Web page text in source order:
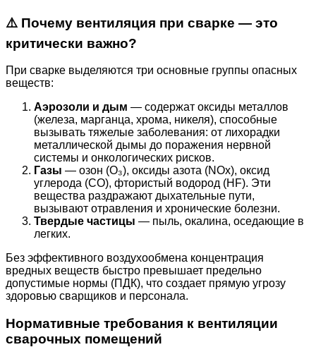
⚠️ Почему вентиляция при сварке — это
критически важно?
При сварке выделяются три основные группы опасных
веществ:
Аэрозоли и дым — содержат оксиды металлов
(железа, марганца, хрома, никеля), способные
вызывать тяжелые заболевания: от лихорадки
металлической дымы до поражения нервной
системы и онкологических рисков.
Газы — озон (O₃), оксиды азота (NOx), оксид
углерода (CO), фтористый водород (HF). Эти
вещества раздражают дыхательные пути,
вызывают отравления и хронические болезни.
Твердые частицы — пыль, окалина, оседающие в
легких.
Без эффективного воздухообмена концентрация
вредных веществ быстро превышает предельно
допустимые нормы (ПДК), что создает прямую угрозу
здоровью сварщиков и персонала.
Нормативные требования к вентиляции
сварочных помещений